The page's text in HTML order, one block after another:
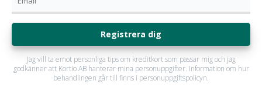
Registrera dig
Jag vill ta emot personliga tips om kreditkort som passar mig och jag
godkänner att Kortio AB hanterar mina personuppgifter. Information om hur
behandlingen går till finns i personuppgiftspolicyn.